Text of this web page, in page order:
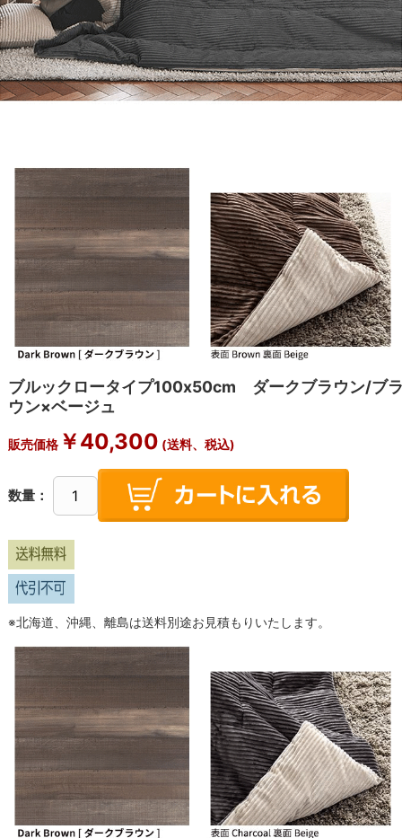
ブルックロータイプ100x50cm ダークブラウン/ブ
ウン×ベージュ
販売価格￥40,300 (送料、税込)
数量：
※北海道、沖縄、離島は送料別途お見積もりいたします。